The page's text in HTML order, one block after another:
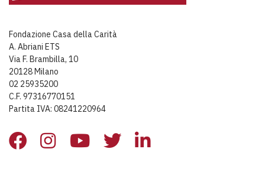
Fondazione Casa della Carità
A. Abriani ETS
Via F. Brambilla, 10
20128 Milano
02 25935200
C.F. 97316770151
Partita IVA: 08241220964